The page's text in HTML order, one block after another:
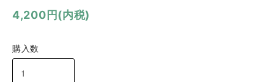
4,200円(内税)
購入数